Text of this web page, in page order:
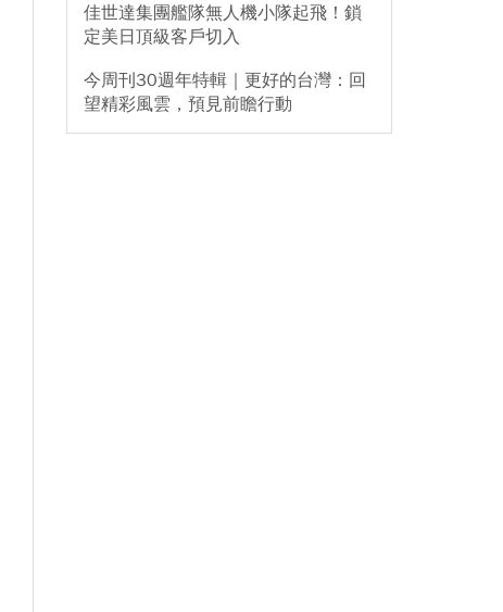
佳世達集團艦隊無人機小隊起飛！鎖
定美日頂級客戶切入
今周刊30週年特輯｜更好的台灣：回
望精彩風雲，預見前瞻行動